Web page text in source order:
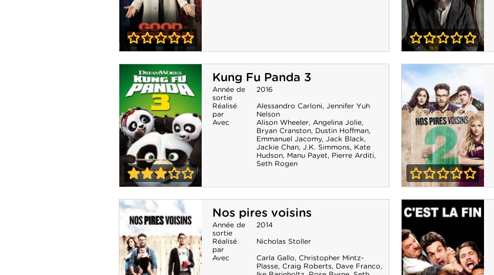
Good Fortune
An American
Pickle
Kung Fu Panda 3
Kung Fu Panda
Année de
sortie
2016
Réalisé
par
Alessandro Carloni, Jennifer Yuh
Nelson
Avec
Alison Wheeler, Angelina Jolie,
Bryan Cranston, Dustin Hoffman,
Emmanuel Jacomy, Jack Black,
Jackie Chan, J.K. Simmons, Kate
Hudson, Manu Payet, Pierre Arditi,
Seth Rogen
Nos pires voisins
2
Nos pires voisins
Année de
sortie
2014
Réalisé
par
Nicholas Stoller
Avec
Carla Gallo, Christopher Mintz-
Plasse, Craig Roberts, Dave Franco,